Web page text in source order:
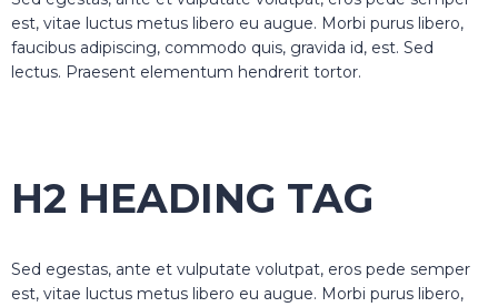
est, vitae luctus metus libero eu augue. Morbi purus libero,
faucibus adipiscing, commodo quis, gravida id, est. Sed
lectus. Praesent elementum hendrerit tortor.
H2 HEADING TAG
Sed egestas, ante et vulputate volutpat, eros pede semper
est, vitae luctus metus libero eu augue. Morbi purus libero,